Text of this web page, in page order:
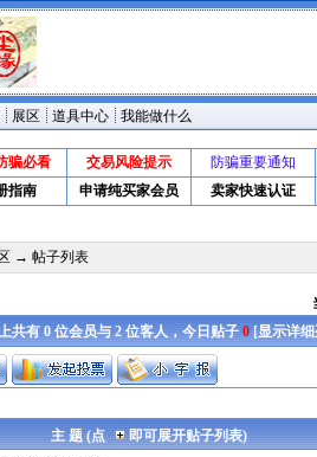
展区 道具中心 我能做什么
骗必看 交易风险提示
防骗重要通知
指南 申请纯买家会员 卖家快速认证
→ 帖子列表
共有 0 位会员与 2 位客人，今日贴子0[显示详
主 题 (点
即可展开贴子列表)